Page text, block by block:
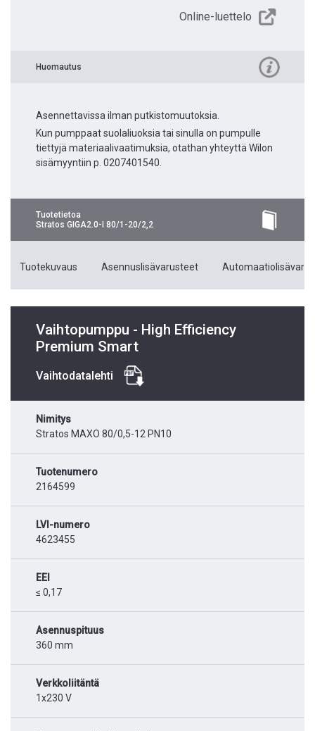
Online-luettelo
Huomautus
Asennettavissa ilman putkistomuutoksia.
Kun pumppaat suolaliuoksia tai sinulla on pumpulle
tiettyjä materiaalivaatimuksia, otathan yhteyttä Wilon
sisämyyntiin p. 0207401540.
Tuotetietoa
Stratos GIGA2.0-I 80/1-20/2,2
Tuotekuvaus Asennuslisävarusteet
Vaihtopumppu - High Efficiency
Premium Smart
Vaihtodatalehti
Nimitys
Stratos MAXO 80/0,5-12 PN10
Tuotenumero
2164599
LVI-numero
4623455
EEI
≤ 0,17
Asennuspituus
360 mm
Verkkoliitäntä
1x230 V